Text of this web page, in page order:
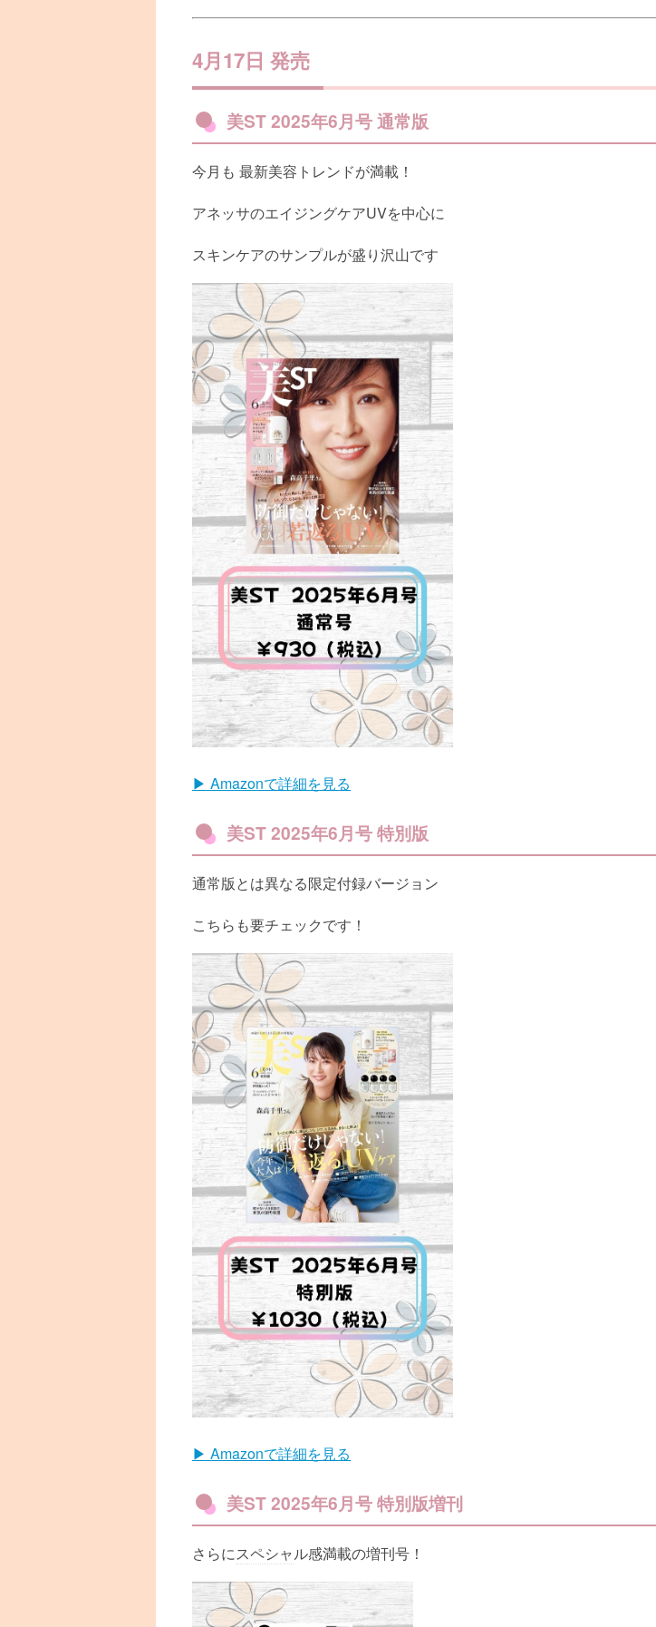
4月17日 発売
美ST 2025年6月号 通常版
今月も 最新美容トレンドが満載！
アネッサのエイジングケアUVを中心に
スキンケアのサンプルが盛り沢山です
▶ Amazonで詳細を見る
美ST 2025年6月号 特別版
通常版とは異なる限定付録バージョン
こちらも要チェックです！
▶ Amazonで詳細を見る
美ST 2025年6月号 特別版増刊
さらにスペシャル感満載の増刊号！